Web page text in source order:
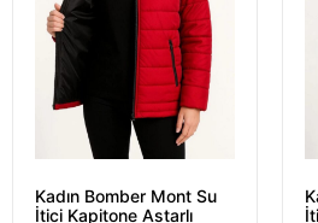
Kadın Bomber Mont Su
İtici Kapitone Astarlı